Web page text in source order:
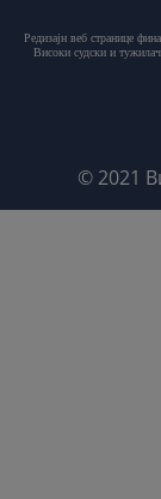
Редизајн веб странице
Високи судски и
© 2021